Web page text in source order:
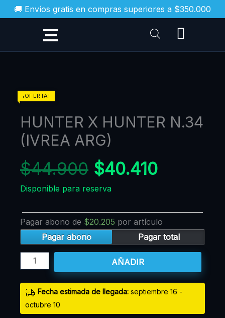
🚚 Envíos gratis en compras superiores a $350.000
al
¡OFERTA!
HUNTER X HUNTER N.34
(IVREA ARG)
$44.900
original
era:
$44.900.
$40.410
actual
Disponible para reserva
Pagar abono de $20.205 por artículo
Pagar abono
Pagar total
HUNTER
X
HUNTER
N.34
(IVREA
ARG)
cantidad
AÑADIR
Fecha estimada de llegada: septiembre 16 -
octubre 10